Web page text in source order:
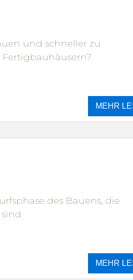
und schneller zu
MEHR
des Bauens, die
MEHR